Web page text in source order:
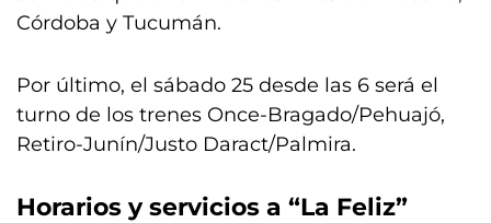
Córdoba y Tucumán.
Por último, el sábado 25 desde las 6 será el
turno de los trenes Once-Bragado/Pehuajó,
Retiro-Junín/Justo Daract/Palmira.
Horarios y servicios a “La Feliz”